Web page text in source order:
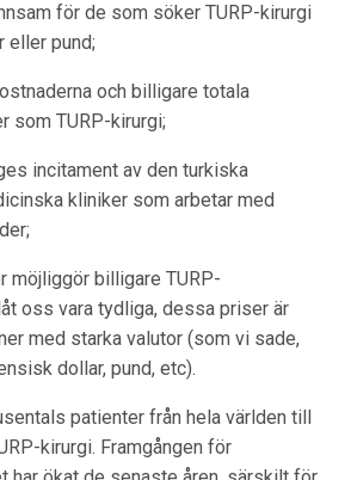
för de som söker TURP-kirurgi
eller pund;
och billigare totala
som TURP-kirurgi;
incitament av den turkiska
kliniker som arbetar med
möjliggör billigare TURP-
oss vara tydliga, dessa priser är
med starka valutor (som vi sade,
dollar, pund, etc).
patienter från hela världen till
kirurgi. Framgången för